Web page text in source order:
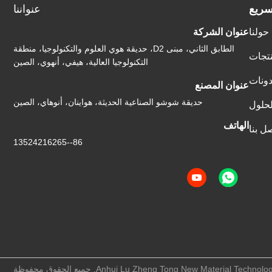
حولنا
بنا
عنواننا
عنوان الشركة
الطابق الثاني، مبنى D2، حديقة هوي العلوم والتكنولوجيا، منطقة
التكنولوجيا العالية، هيفي، أنهوي، الصين
عنوان المصنع
حديقة شوشو الصناعية الحديثة، هواينان، أنوهاي، الصين
الهاتف
86--13524216265